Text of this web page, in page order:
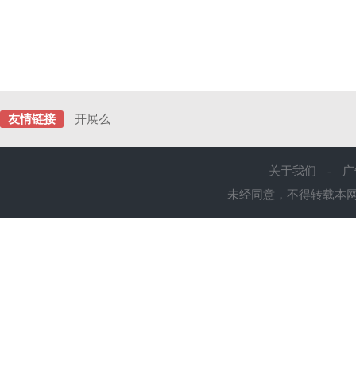
友情链接 开展么
关于我们 -
未经同意，不得转载本